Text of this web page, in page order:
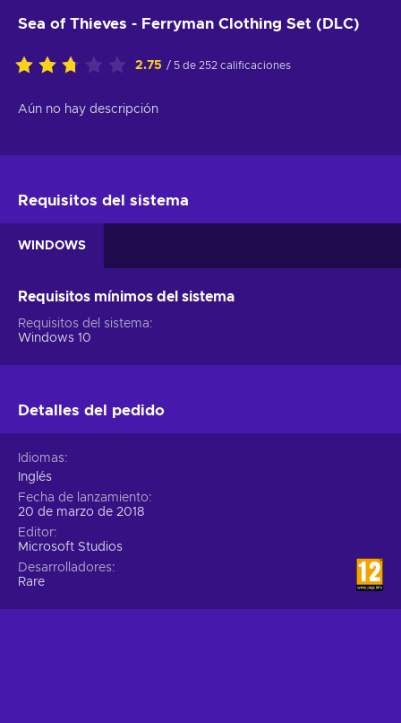
Sea of Thieves - Ferryman Clothing Set (DLC)
2.75 / 5 de 252 calificaciones
Aún no hay descripción
Requisitos del sistema
WINDOWS
Requisitos mínimos del sistema
Requisitos del sistema
Windows 10
Detalles del pedido
Idiomas
Inglés
Fecha de lanzamiento
20 de marzo de 2018
Editor
Microsoft Studios
Desarrolladores
Rare